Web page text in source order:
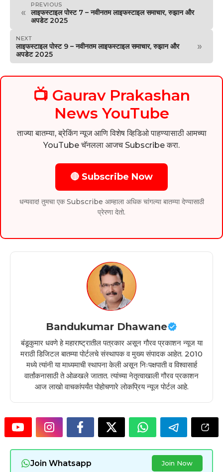
«
PREVIOUS
लाइफस्टाइल पोस्ट 7 – नवीनतम लाइफस्टाइल समाचार, रुझान और
अपडेट 2025
NEXT
लाइफस्टाइल पोस्ट 9 – नवीनतम लाइफस्टाइल समाचार, रुझान और
अपडेट 2025
»
📺 Gaurav Prakashan
News YouTube
ताज्या बातम्या, ब्रेकिंग न्यूज आणि विशेष व्हिडिओ पाहण्यासाठी आमच्या
YouTube चॅनलला आजच Subscribe करा.
🔴 Subscribe Now
धन्यवाद! तुमचा एक Subscribe आम्हाला अधिक चांगल्या बातम्या देण्यासाठी
प्रेरणा देतो.
Bandukumar Dhawane
बंडूकुमार धवणे हे महाराष्ट्रातील पत्रकार असून गौरव प्रकाशन न्यूज या
मराठी डिजिटल बातम्या पोर्टलचे संस्थापक व मुख्य संपादक आहेत. 2010
मध्ये त्यांनी या माध्यमाची स्थापना केली असून निःपक्षपाती व विश्वासार्ह
वार्तांकनासाठी ते ओळखले जातात. त्यांच्या नेतृत्वाखाली गौरव प्रकाशन
आज लाखो वाचकांपर्यंत पोहोचणारे लोकप्रिय न्यूज पोर्टल आहे.
Join Whatsapp Join Now